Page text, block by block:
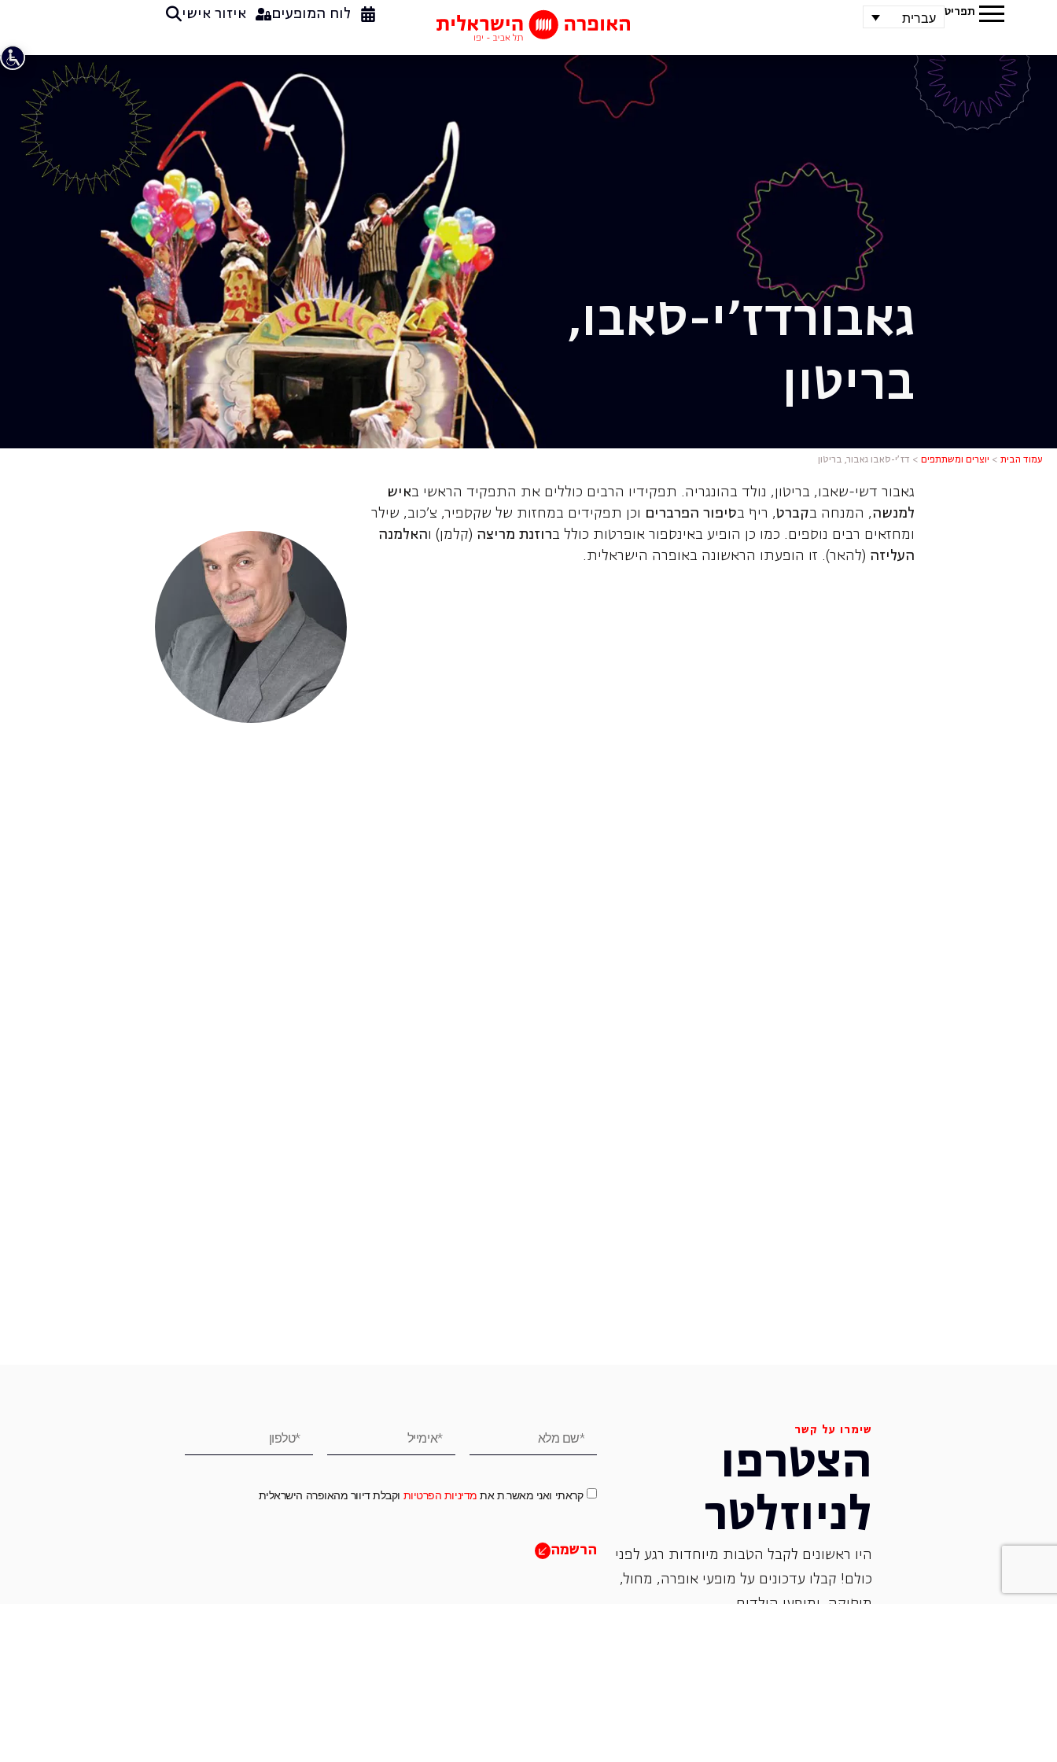
תפריט עברית לוח המופעים איזור אישי
דז'י-סאבו גאבור, בריטון
גאבורדז'י-סאבו,
בריטון
עמוד הבית > יוצרים ומשתתפים > דז’י-סאבו גאבור, בריטון
גאבור דשי-שאבו, בריטון, נולד בהונגריה. תפקידיו הרבים כוללים את התפקיד הראשי באיש
למנשה, המנחה בקברט, ריף בסיפור הפרברים וכן תפקידים במחזות של שקספיר, צ'כוב, שילר
ומחזאים רבים נוספים. כמו כן הופיע באינספור אופרטות כולל ברוזנת מריצה (קלמן) והאלמנה
העליזה (להאר). זו הופעתו הראשונה באופרה הישראלית.
שימרו על קשר
הצטרפו
לניוזלטר
היו ראשונים לקבל הטבות מיוחדות רגע לפני
כולם! קבלו עדכונים על מופעי אופרה, ‏מחול,
‏מוסיקה, ומופעי הילדים.
קראתי ואני מאשר.ת את מדיניות הפרטיות וקבלת דיוור מהאופרה הישראלית
הרשמה